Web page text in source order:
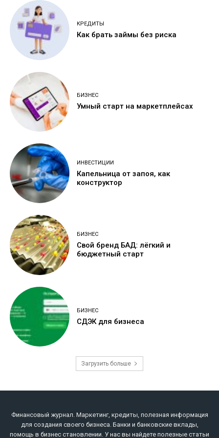
КРЕДИТЫ
Как брать займы без риска
БИЗНЕС
Умный старт на маркетплейсах
ИНВЕСТИЦИИ
Капельница от запоя, как
конструктор
БИЗНЕС
Свой бренд БАД: лёгкий и
бюджетный старт
БИЗНЕС
СДЭК для бизнеса
Загрузить больше
Финансовый журнал. Маркетинг, кредиты, полезная информация
для создания своего бизнеса. Банки и банковские вклады,
помощь в бизнес становлении. У нас вы найдете полезные статьи